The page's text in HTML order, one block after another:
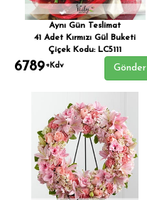
Aynı Gün Teslimat
41 Adet Kırmızı Gül Buketi
Çiçek Kodu: LC5111
6789+Kdv Gönder